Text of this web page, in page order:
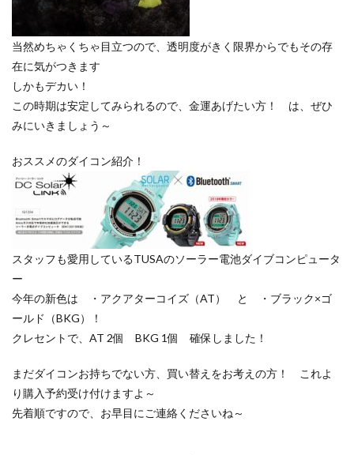
当然めちゃくちゃ目立つので、透明度がきく限界からでもその存
在に気がつきます
しかもデカい！
この時期は安定してみられるので、金運あげたい方！ は、ぜひ
みにいきましょう～
おススメのダイコン紹介！
スタッフも愛用しているTUSAのソーラー電池ダイブコンピュータ
ー
今年の新色は ・アクアターコイズ（AT） と ・ブラック×ゴ
ールド（BKG）！
クレセントで、AT 2個 BKG 1個 確保しました！
まだダイコンお持ちでない方、買い替えをお考えの方！ これよ
り購入予約受け付けますよ～
先着順ですので、お早目にご連絡くださいね～